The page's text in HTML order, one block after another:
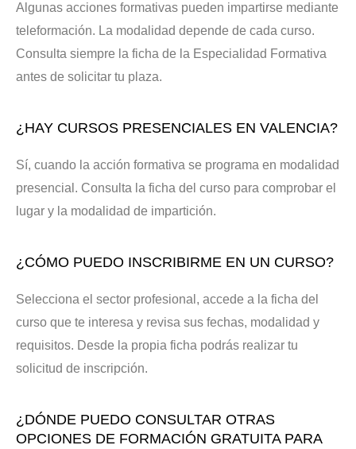
Algunas acciones formativas pueden impartirse mediante
teleformación. La modalidad depende de cada curso.
Consulta siempre la ficha de la Especialidad Formativa
antes de solicitar tu plaza.
¿HAY CURSOS PRESENCIALES EN VALENCIA?
Sí, cuando la acción formativa se programa en modalidad
presencial. Consulta la ficha del curso para comprobar el
lugar y la modalidad de impartición.
¿CÓMO PUEDO INSCRIBIRME EN UN CURSO?
Selecciona el sector profesional, accede a la ficha del
curso que te interesa y revisa sus fechas, modalidad y
requisitos. Desde la propia ficha podrás realizar tu
solicitud de inscripción.
¿DÓNDE PUEDO CONSULTAR OTRAS
OPCIONES DE FORMACIÓN GRATUITA PARA